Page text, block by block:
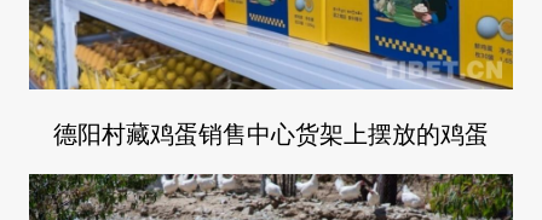
德阳村藏鸡蛋销售中心货架上摆放的鸡蛋